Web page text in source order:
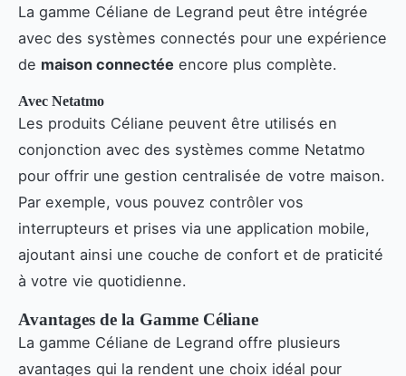
La gamme Céliane de Legrand peut être intégrée
avec des systèmes connectés pour une expérience
de maison connectée encore plus complète.
Avec Netatmo
Les produits Céliane peuvent être utilisés en
conjonction avec des systèmes comme Netatmo
pour offrir une gestion centralisée de votre maison.
Par exemple, vous pouvez contrôler vos
interrupteurs et prises via une application mobile,
ajoutant ainsi une couche de confort et de praticité
à votre vie quotidienne.
Avantages de la Gamme Céliane
La gamme Céliane de Legrand offre plusieurs
avantages qui la rendent une choix idéal pour